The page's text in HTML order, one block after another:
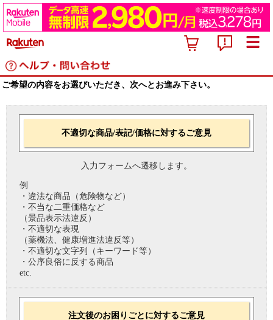
ご希望の内容をお選びいただき、次へとお進み下さい。
不適切な商品/表記/価格に対するご意見
入力フォームへ遷移します。
例
・違法な商品（危険物など）
・不当な二重価格など
（景品表示法違反）
・不適切な表現
（薬機法、健康増進法違反等）
・不適切な文字列（キーワード等）
・公序良俗に反する商品
etc.
注文後のお困りごとに対するご意見